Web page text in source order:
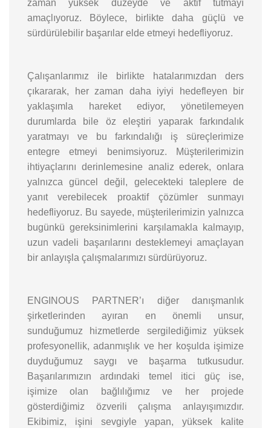
zaman yüksek düzeyde ve aktif tutmayı
amaçlıyoruz. Böylece, birlikte daha güçlü ve
sürdürülebilir başarılar elde etmeyi hedefliyoruz.
Çalışanlarımız ile birlikte hatalarımızdan ders
çıkararak, her zaman daha iyiyi hedefleyen bir
yaklaşımla hareket ediyor, yönetilemeyen
durumlarda bile öz eleştiri yaparak farkındalık
yaratmayı ve bu farkındalığı iş süreçlerimize
entegre etmeyi benimsiyoruz. Müşterilerimizin
ihtiyaçlarını derinlemesine analiz ederek, onlara
yalnızca güncel değil, gelecekteki taleplere de
yanıt verebilecek proaktif çözümler sunmayı
hedefliyoruz. Bu sayede, müşterilerimizin yalnızca
bugünkü gereksinimlerini karşılamakla kalmayıp,
uzun vadeli başarılarını desteklemeyi amaçlayan
bir anlayışla çalışmalarımızı sürdürüyoruz.
ENGINOUS PARTNER’ı diğer danışmanlık
şirketlerinden ayıran en önemli unsur,
sunduğumuz hizmetlerde sergilediğimiz yüksek
profesyonellik, adanmışlık ve her koşulda işimize
duyduğumuz saygı ve başarma tutkusudur.
Başarılarımızın ardındaki temel itici güç ise,
işimize olan bağlılığımız ve her projede
gösterdiğimiz özverili çalışma anlayışımızdır.
Ekibimiz, işini sevgiyle yapan, yüksek kalite